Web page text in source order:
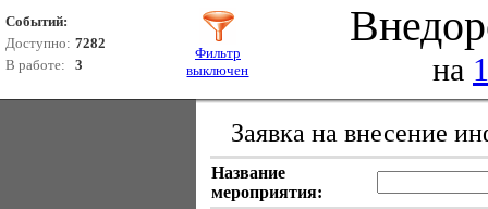
Событий:
Доступно: 7282
В работе:
3
Фильтр
выключен
на
Заявка на внесение
Название
мероприятия: